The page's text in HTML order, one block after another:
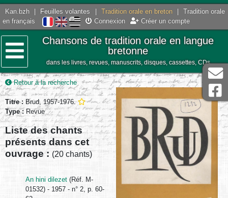
Kan.bzh Feuilles volantes Tradition orale en breton
Tradition orale
en français
Connexion Créer un compte
Menu
Chansons de tradition orale en langue
bretonne
dans les livres, revues, manuscrits, disques, cassettes, CDs
Retour à la recherche
Titre : Brud, 1957-1976.
Type : Revue
Liste des chants
présents dans cet
ouvrage : (20 chants)
An hini dilezet (Réf. M-
01532) - 1957 - n° 2, p. 60-